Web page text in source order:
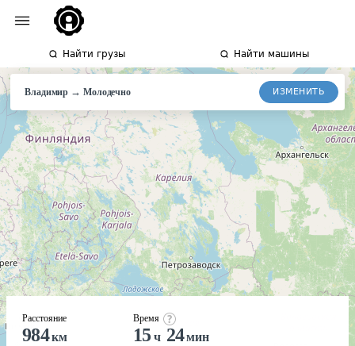
Найти грузы Найти машины
Владимир → Молодечно ИЗМЕНИТЬ
Расстояние
984км
Время
15 ч 24мин